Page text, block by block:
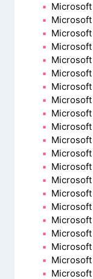
Microsoft
Microsoft
Microsoft
Microsoft
Microsoft
Microsoft
Microsoft
Microsoft